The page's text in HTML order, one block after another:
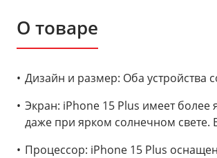
О товаре
Дизайн и размер: Оба устройства
Экран: iPhone 15 Plus имеет
даже при ярком солнечном свете.
Процессор: iPhone 15 Plus